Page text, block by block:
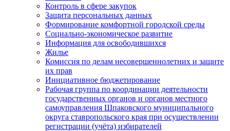
Контроль в сфере закупок
Защита персональных данных
Формирование комфортной городской среды
Социально-экономическое развитие
Информация для освободившихся
Жилье
Комиссия по делам несовершеннолетних и защите
их прав
Инициативное бюджетирование
Рабочая группа по координации деятельности
государственных органов и органов местного
самоуправления Шпаковского муниципального
округа ставропольского края при осуществлении
регистрации (учёта) избирателей